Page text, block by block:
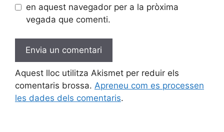
en aquest navegador per a la pròxima
vegada que comenti.
Aquest lloc utilitza Akismet per reduir els
comentaris brossa. Apreneu com es processen
les dades dels comentaris.